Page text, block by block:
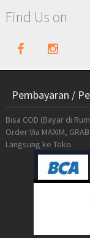
Find Us on
Pembayaran /
Bisa COD (Bayar di
Order Via MAXIM,
Langsung ke Toko.